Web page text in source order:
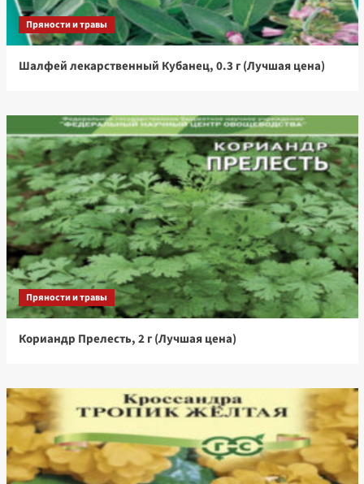
Пряности и травы
Шалфей лекарственный Кубанец, 0.3 г (Лучшая цена)
Пряности и травы
Кориандр Прелесть, 2 г (Лучшая цена)